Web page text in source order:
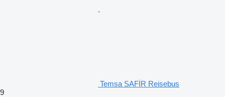
Temsa SAFİR Reisebus
9